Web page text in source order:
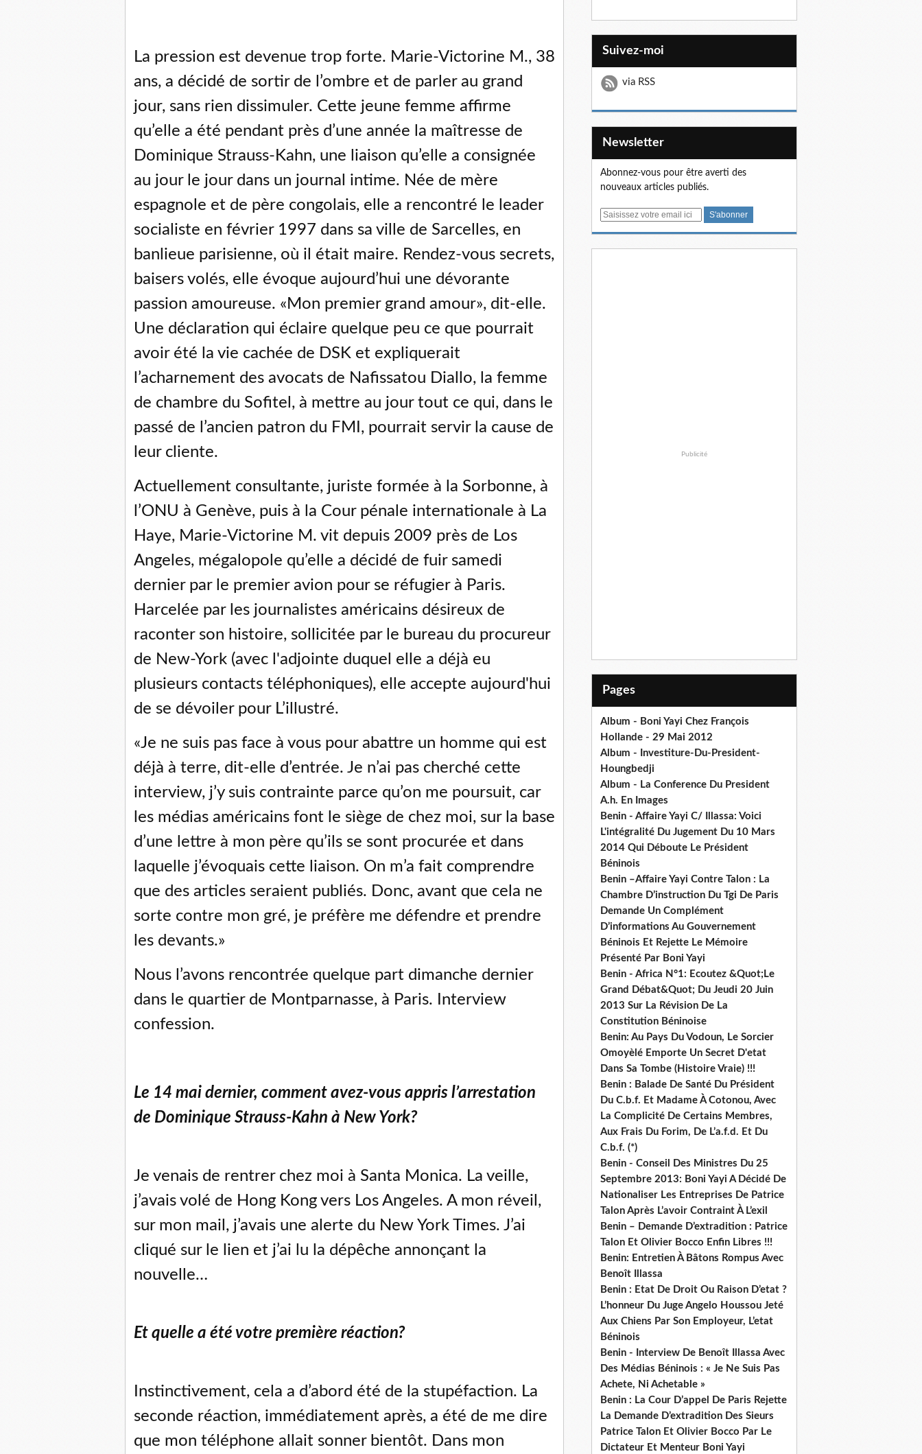
La pression est devenue trop forte. Marie-Victorine M., 38
ans, a décidé de sortir de l’ombre et de parler au grand
jour, sans rien dissimuler. Cette jeune femme affirme
qu’elle a été pendant près d’une année la maîtresse de
Dominique Strauss-Kahn, une liaison qu’elle a consignée
au jour le jour dans un journal intime. Née de mère
espagnole et de père congolais, elle a rencontré le leader
socialiste en février 1997 dans sa ville de Sarcelles, en
banlieue parisienne, où il était maire. Rendez-vous secrets,
baisers volés, elle évoque aujourd’hui une dévorante
passion amoureuse. «Mon premier grand amour», dit-elle.
Une déclaration qui éclaire quelque peu ce que pourrait
avoir été la vie cachée de DSK et expliquerait
l’acharnement des avocats de Nafissatou Diallo, la femme
de chambre du Sofitel, à mettre au jour tout ce qui, dans le
passé de l’ancien patron du FMI, pourrait servir la cause de
leur cliente.
Actuellement consultante, juriste formée à la Sorbonne, à
l’ONU à Genève, puis à la Cour pénale internationale à La
Haye, Marie-Victorine M. vit depuis 2009 près de Los
Angeles, mégalopole qu’elle a décidé de fuir samedi
dernier par le premier avion pour se réfugier à Paris.
Harcelée par les journalistes américains désireux de
raconter son histoire, sollicitée par le bureau du procureur
de New-York (avec l'adjointe duquel elle a déjà eu
plusieurs contacts téléphoniques), elle accepte aujourd'hui
de se dévoiler pour L’illustré.
«Je ne suis pas face à vous pour abattre un homme qui est
déjà à terre, dit-elle d’entrée. Je n’ai pas cherché cette
interview, j’y suis contrainte parce qu’on me poursuit, car
les médias américains font le siège de chez moi, sur la base
d’une lettre à mon père qu’ils se sont procurée et dans
laquelle j’évoquais cette liaison. On m’a fait comprendre
que des articles seraient publiés. Donc, avant que cela ne
sorte contre mon gré, je préfère me défendre et prendre
les devants.»
Nous l’avons rencontrée quelque part dimanche dernier
dans le quartier de Montparnasse, à Paris. Interview
confession.
Le 14 mai dernier, comment avez-vous appris l’arrestation
de Dominique Strauss-Kahn à New York?
Je venais de rentrer chez moi à Santa Monica. La veille,
j’avais volé de Hong Kong vers Los Angeles. A mon réveil,
sur mon mail, j’avais une alerte du New York Times. J’ai
cliqué sur le lien et j’ai lu la dépêche annonçant la
nouvelle…
Et quelle a été votre première réaction?
Instinctivement, cela a d’abord été de la stupéfaction. La
seconde réaction, immédiatement après, a été de me dire
que mon téléphone allait sonner bientôt. Dans mon
Suivez-moi
via RSS
Newsletter
Abonnez-vous pour être averti des
nouveaux articles publiés.
E
Publicité
Pages
Album - Boni Yayi Chez François
Hollande - 29 Mai 2012
Album - Investiture-Du-President-
Houngbedji
Album - La Conference Du President
A.h. En Images
Benin - Affaire Yayi C/ Illassa: Voici
L'intégralité Du Jugement Du 10 Mars
2014 Qui Déboute Le Président
Béninois
Benin –Affaire Yayi Contre Talon : La
Chambre D’instruction Du Tgi De Paris
Demande Un Complément
D’informations Au Gouvernement
Béninois Et Rejette Le Mémoire
Présenté Par Boni Yayi
Benin - Africa N°1: Ecoutez &Quot;Le
Grand Débat&Quot; Du Jeudi 20 Juin
2013 Sur La Révision De La
Constitution Béninoise
Benin: Au Pays Du Vodoun, Le Sorcier
Omoyèlé Emporte Un Secret D'etat
Dans Sa Tombe (Histoire Vraie) !!!
Benin : Balade De Santé Du Président
Du C.b.f. Et Madame À Cotonou, Avec
La Complicité De Certains Membres,
Aux Frais Du Forim, De L’a.f.d. Et Du
C.b.f. (*)
Benin - Conseil Des Ministres Du 25
Septembre 2013: Boni Yayi A Décidé De
Nationaliser Les Entreprises De Patrice
Talon Après L’avoir Contraint À L’exil
Benin – Demande D’extradition : Patrice
Talon Et Olivier Bocco Enfin Libres !!!
Benin: Entretien À Bâtons Rompus Avec
Benoît Illassa
Benin : Etat De Droit Ou Raison D’etat ?
L’honneur Du Juge Angelo Houssou Jeté
Aux Chiens Par Son Employeur, L’etat
Béninois
Benin - Interview De Benoît Illassa Avec
Des Médias Béninois : « Je Ne Suis Pas
Achete, Ni Achetable »
Benin : La Cour D’appel De Paris Rejette
La Demande D’extradition Des Sieurs
Patrice Talon Et Olivier Bocco Par Le
Dictateur Et Menteur Boni Yayi